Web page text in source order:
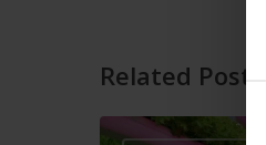
Related Posts
Cajamar